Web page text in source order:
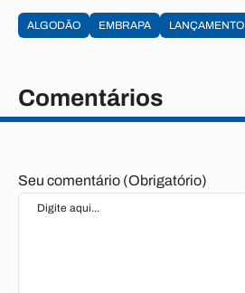
ALGODÃO EMBRAPA LANÇAMENTO
Comentários
Seu comentário (Obrigatório)